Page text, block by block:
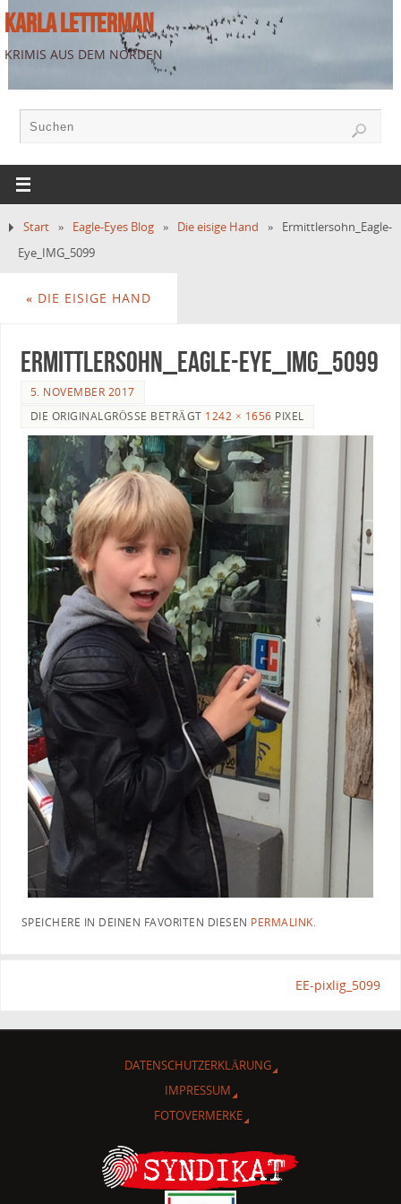
KARLA LETTERMAN
KRIMIS AUS DEM NORDEN
Start » Eagle-Eyes Blog » Die eisige Hand »
Ermittlersohn_Eagle-
Eye_IMG_5099
« DIE EISIGE HAND
Ermittlersohn_Eagle-Eye_IMG_5099
5. NOVEMBER 2017
DIE ORIGINALGRÖSSE BETRÄGT 1242 × 1656 PIXEL
SPEICHERE IN DEINEN FAVORITEN DIESEN PERMALINK.
EE-pixlig_5099
DATENSCHUTZERKLÄRUNG
IMPRESSUM
FOTOVERMERKE